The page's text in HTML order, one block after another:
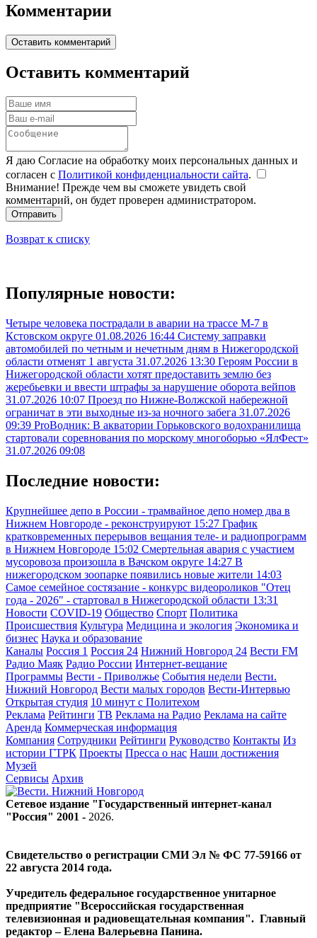
Комментарии
Оставить комментарий
Оставить комментарий
Я даю Согласие на обработку моих персональных данных и
согласен с Политикой конфиденциальности сайта.
Внимание! Прежде чем вы сможете увидеть свой
комментарий, он будет проверен администратором.
Отправить
Возврат к списку
Популярные новости:
Четыре человека пострадали в аварии на трассе М-7 в
Кстовском округе 01.08.2026 16:44 Систему заправки
автомобилей по четным и нечетным дням в Нижегородской
области отменят 1 августа 31.07.2026 13:30 Героям России в
Нижегородской области хотят предоставить землю без
жеребьевки и ввести штрафы за нарушение оборота вейпов
31.07.2026 10:07 Проезд по Нижне-Волжской набережной
ограничат в эти выходные из-за ночного забега 31.07.2026
09:39 ProВодник: В акватории Горьковского водохранилища
стартовали соревнования по морскому многоборью «ЯлФест»
31.07.2026 09:08
Последние новости:
Крупнейшее депо в России - трамвайное депо номер два в
Нижнем Новгороде - реконструируют 15:27 График
кратковременных перерывов вещания теле- и радиопрограмм
в Нижнем Новгороде 15:02 Смертельная авария с участием
мусоровоза произошла в Вачском округе 14:27 В
нижегородском зоопарке появились новые жители 14:03
Самое семейное состязание - конкурс видеороликов "Отец
года - 2026" - стартовал в Нижегородской области 13:31
Новости COVID-19 Общество Спорт Политика
Происшествия Культура Медицина и экология Экономика и
бизнес Наука и образование
Каналы Россия 1 Россия 24 Нижний Новгород 24 Вести FM
Радио Маяк Радио России Интернет-вещание
Программы Вести - Приволжье События недели Вести.
Нижний Новгород Вести малых городов Вести-Интервью
Открытая студия 10 минут с Политехом
Реклама Рейтинги ТВ Реклама на Радио Реклама на сайте
Аренда Коммерческая информация
Компания Сотрудники Рейтинги Руководство Контакты Из
истории ГТРК Проекты Пресса о нас Наши достижения
Музей
Сервисы Архив
Сетевое издание "Государственный интернет-канал
"Россия" 2001 - 2026.
Свидетельство о регистрации СМИ Эл № ФС 77-59166 от
22 августа 2014 года.
Учредитель федеральное государственное унитарное
предприятие "Всероссийская государственная
телевизионная и радиовещательная компания". Главный
редактор – Елена Валерьевна Панина.